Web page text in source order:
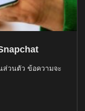
ส่วนตัว ข้อความจะ